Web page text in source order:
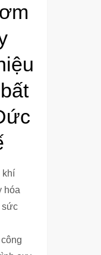
khí
hóa
sức